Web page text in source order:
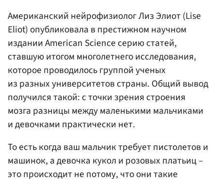
Американский нейрофизиолог Лиз Элиот (Lise
Eliot) опубликовала в престижном научном
издании American Science серию статей,
ставшую итогом многолетнего исследования,
которое проводилось группой ученых
из разных университетов страны. Общий вывод
получился такой: с точки зрения строения
мозга разницы между маленькими мальчиками
и девочками практически нет.
То есть когда ваш мальчик требует пистолетов и
машинок, а девочка кукол и розовых платьиц –
это происходит не потому, что они такие